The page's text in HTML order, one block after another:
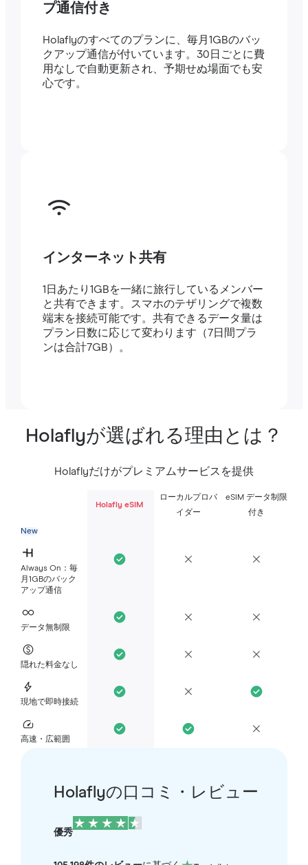
プ通信付き
Holaflyのすべてのプランに、毎月1GBのバッ
クアップ通信が付いています。30日ごとに費
用なしで自動更新され、予期せぬ場面でも安
心です。
インターネット共有
1日あたり1GBを一緒に旅行しているメンバー
と共有できます。スマホのテザリングで複数
端末を接続可能です。共有できるデータ量は
プラン日数に応じて変わります（7日間プラ
ンは合計7GB）。
Holaflyが選ばれる理由とは？
Holaflyだけがプレミアムサービスを提供
Holafly eSIM
ローカルプロバ
イダー
eSIM データ制限
付き
New
Always On：毎
月1GBのバック
アップ通信
データ無制限
隠れた料金なし
現地で即時接続
高速・広範囲
Holaflyの口コミ・レビュー
優秀